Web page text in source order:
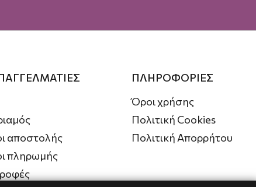
αποστολής
πληρωμής
ΠΛΗΡΟΦΟΡΙΕΣ
Όροι χρήσης
Πολιτική Cookies
Πολιτική Απορρήτου